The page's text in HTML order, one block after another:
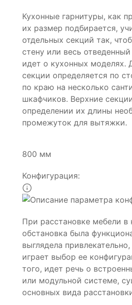
Кухонные гарнитуры, как
их размер подбирается,
отдельных секций так,
стену или весь
идет о кухонных моделях.
секции определяется по
по краю на несколько
шкафчиков. Верхние
определении их длины
промежуток для вытяжки.
800 мм
Конфигурация:
При расстановке мебели в
обстановка была
выглядела
играет выбор ее
того, идет речь о
или модульной системе,
основных вида